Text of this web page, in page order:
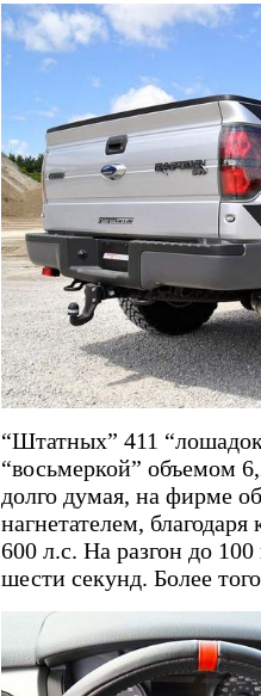
“Штатных” 411
“восьмеркой” объемом
долго думая, на фирме
нагнетателем,
600 л.с. На разгон до
шести секунд. Более